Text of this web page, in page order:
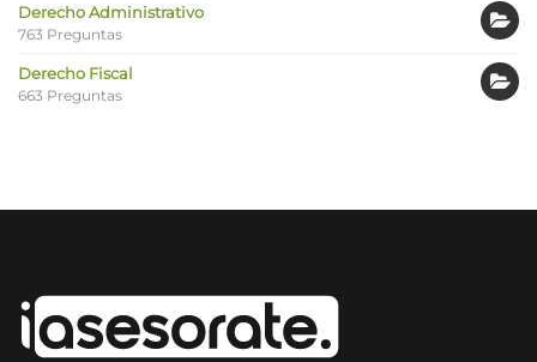
Derecho Administrativo
763 Preguntas
Derecho Fiscal
663 Preguntas